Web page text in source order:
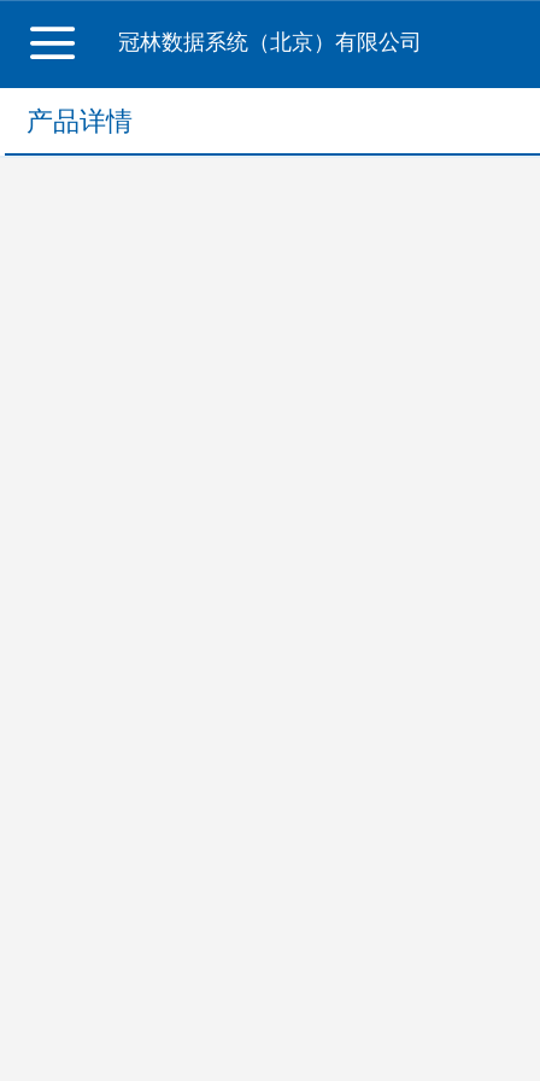
冠林数据系统（北京）有限公司
产品详情